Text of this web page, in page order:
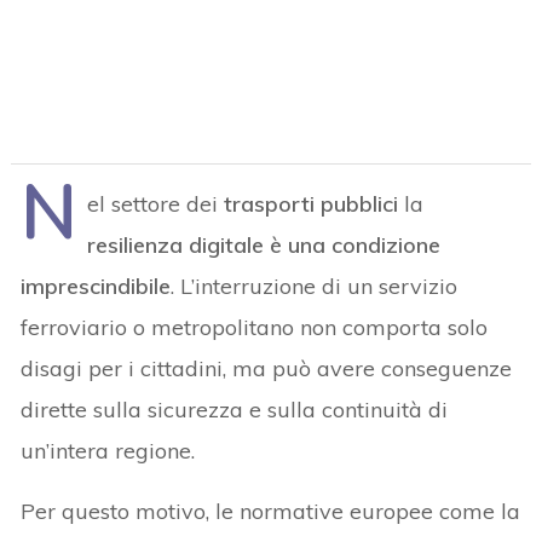
N el settore deitrasporti pubblici la
resilienza digitale è una condizione
imprescindibile. L’interruzione di un servizio
ferroviario o metropolitano non comporta solo
disagi per i cittadini, ma può avere conseguenze
dirette sulla sicurezza e sulla continuità di
un’intera regione.
Per questo motivo, le normative europee come la